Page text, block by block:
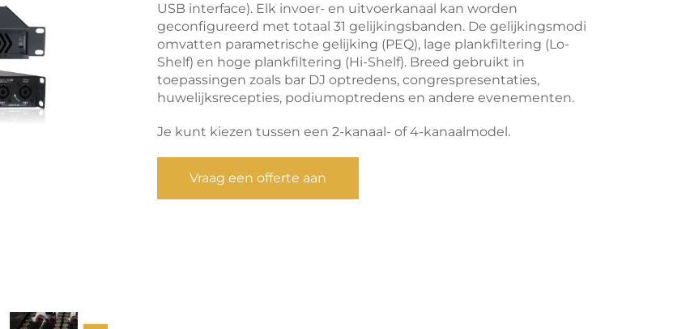
USB interface). Elk invoer- en uitvoerkanaal kan worden
geconfigureerd met totaal 31 gelijkingsbanden. De gelijkingsmodi
omvatten parametrische gelijking (PEQ), lage plankfiltering (Lo-
Shelf) en hoge plankfiltering (Hi-Shelf). Breed gebruikt in
toepassingen zoals bar DJ optredens, congrespresentaties,
huwelijksrecepties, podiumoptredens en andere evenementen.
Je kunt kiezen tussen een 2-kanaal- of 4-kanaalmodel.
Vraag een offerte aan